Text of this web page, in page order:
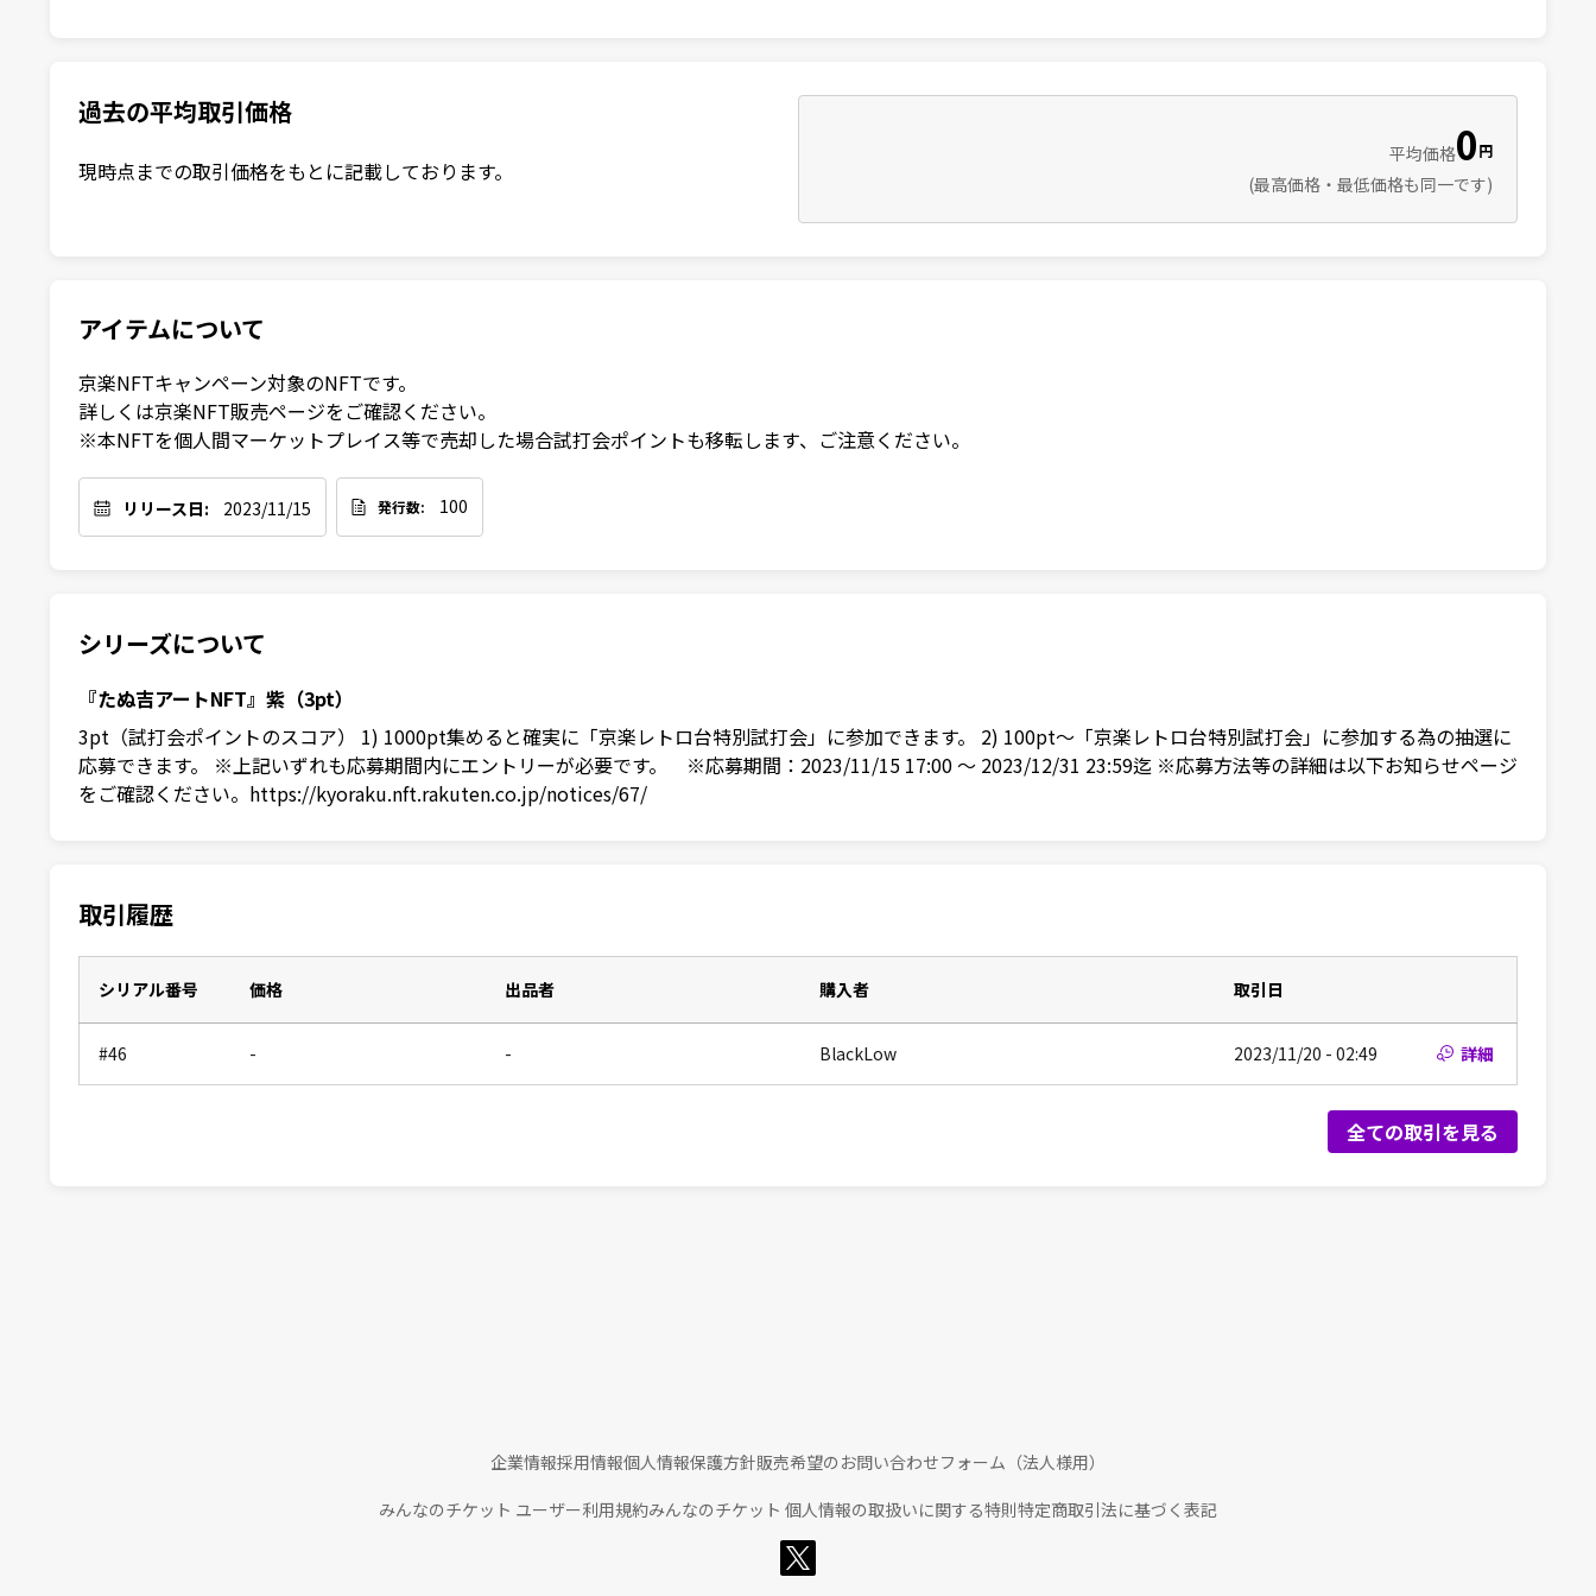
過去の平均取引価格
現時点までの取引価格をもとに記載しております。
平均価格0円
(最高価格・最低価格も同一です)
アイテムについて
京楽NFTキャンペーン対象のNFTです。
詳しくは京楽NFT販売ページをご確認ください。
※本NFTを個人間マーケットプレイス等で売却した場合試打会ポイントも移転します、ご注意ください。
リリース日: 2023/11/15 発行数: 100
シリーズについて
『たぬ吉アートNFT』紫（3pt）
3pt（試打会ポイントのスコア） 1) 1000pt集めると確実に「京楽レトロ台特別試打会」に参加できます。 2) 100pt～「京楽レトロ台特別試打会」に参加する為の抽選に
応募できます。 ※上記いずれも応募期間内にエントリーが必要です。 ※応募期間：2023/11/15 17:00 ～ 2023/12/31 23:59迄 ※応募方法等の詳細は以下お知らせページ
をご確認ください。https://kyoraku.nft.rakuten.co.jp/notices/67/
取引履歴
シリアル番号 価格 出品者 購入者 取引日
#46 - - BlackLow 2023/11/20 - 02:49 詳細
全ての取引を見る
企業情報採用情報個人情報保護方針販売希望のお問い合わせフォーム（法人様用）
みんなのチケット ユーザー利用規約みんなのチケット 個人情報の取扱いに関する特則特定商取引法に基づく表記